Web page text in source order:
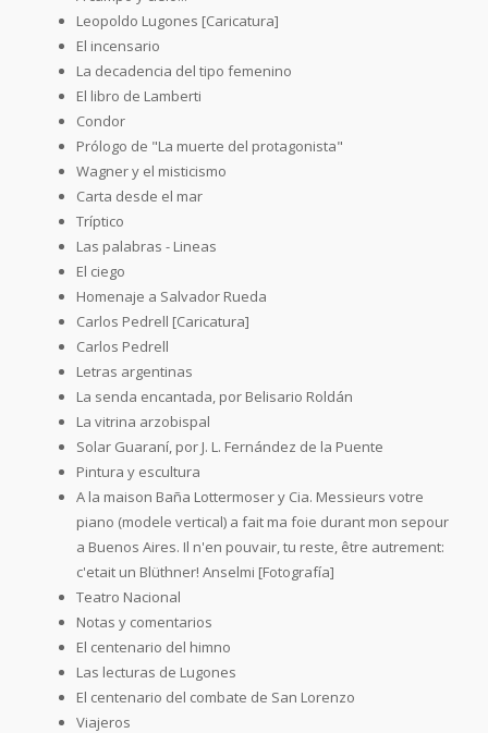
Leopoldo Lugones [Caricatura]
El incensario
La decadencia del tipo femenino
El libro de Lamberti
Condor
Prólogo de "La muerte del protagonista"
Wagner y el misticismo
Carta desde el mar
Tríptico
Las palabras - Lineas
El ciego
Homenaje a Salvador Rueda
Carlos Pedrell [Caricatura]
Carlos Pedrell
Letras argentinas
La senda encantada, por Belisario Roldán
La vitrina arzobispal
Solar Guaraní, por J. L. Fernández de la Puente
Pintura y escultura
A la maison Baña Lottermoser y Cia. Messieurs votre
piano (modele vertical) a fait ma foie durant mon sepour
a Buenos Aires. Il n'en pouvair, tu reste, être autrement:
c'etait un Blüthner! Anselmi [Fotografía]
Teatro Nacional
Notas y comentarios
El centenario del himno
Las lecturas de Lugones
El centenario del combate de San Lorenzo
Viajeros